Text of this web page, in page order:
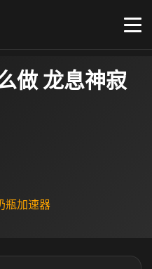
做 龙息神寂
瓶加速器